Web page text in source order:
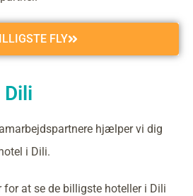
FLY
hjælper vi dig
i Dili.
at se de billigste hoteller i Dili